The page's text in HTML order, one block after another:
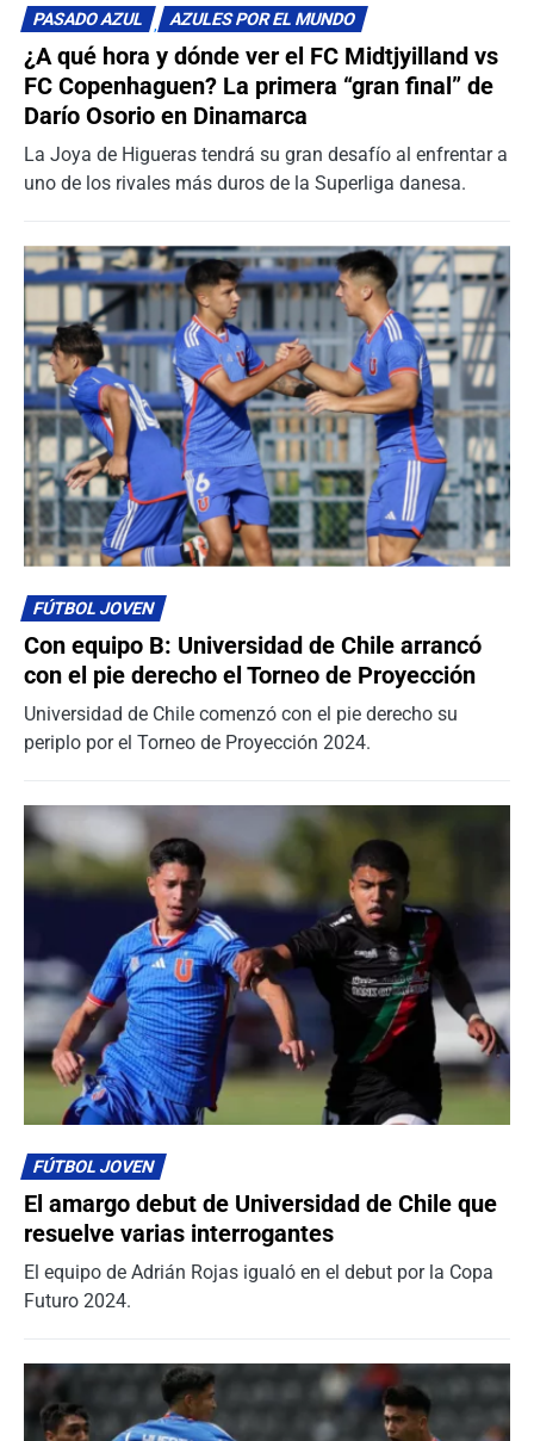
PASADO AZUL AZULES POR EL MUNDO
¿A qué hora y dónde ver el FC Midtjyilland vs
FC Copenhaguen? La primera “gran final” de
Darío Osorio en Dinamarca
La Joya de Higueras tendrá su gran desafío al enfrentar a
uno de los rivales más duros de la Superliga danesa.
FÚTBOL JOVEN
Con equipo B: Universidad de Chile arrancó
con el pie derecho el Torneo de Proyección
Universidad de Chile comenzó con el pie derecho su
periplo por el Torneo de Proyección 2024.
FÚTBOL JOVEN
El amargo debut de Universidad de Chile que
resuelve varias interrogantes
El equipo de Adrián Rojas igualó en el debut por la Copa
Futuro 2024.